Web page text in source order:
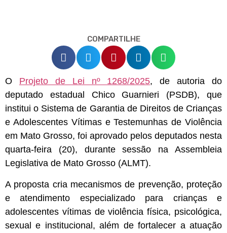
COMPARTILHE
O Projeto de Lei nº 1268/2025, de autoria do
deputado estadual Chico Guarnieri (PSDB), que
institui o Sistema de Garantia de Direitos de Crianças
e Adolescentes Vítimas e Testemunhas de Violência
em Mato Grosso, foi aprovado pelos deputados nesta
quarta-feira (20), durante sessão na Assembleia
Legislativa de Mato Grosso (ALMT).
A proposta cria mecanismos de prevenção, proteção
e atendimento especializado para crianças e
adolescentes vítimas de violência física, psicológica,
sexual e institucional, além de fortalecer a atuação